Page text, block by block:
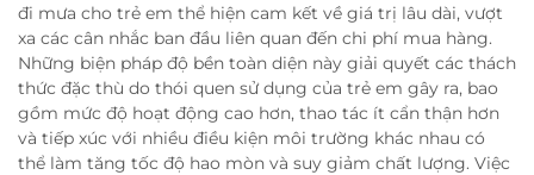
đi mưa cho trẻ em thể hiện cam kết về giá trị lâu dài, vượt
xa các cân nhắc ban đầu liên quan đến chi phí mua hàng.
Những biện pháp độ bền toàn diện này giải quyết các thách
thức đặc thù do thói quen sử dụng của trẻ em gây ra, bao
gồm mức độ hoạt động cao hơn, thao tác ít cẩn thận hơn
và tiếp xúc với nhiều điều kiện môi trường khác nhau có
thể làm tăng tốc độ hao mòn và suy giảm chất lượng. Việc